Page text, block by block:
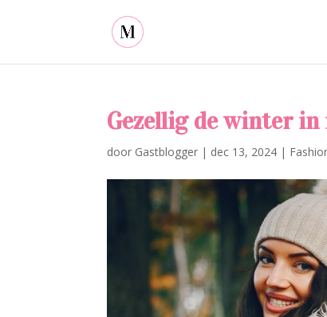
Gezellig de winter
door Gastblogger | dec 13, 2024 |